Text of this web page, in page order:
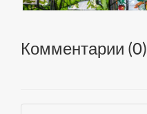
Комментарии (0)